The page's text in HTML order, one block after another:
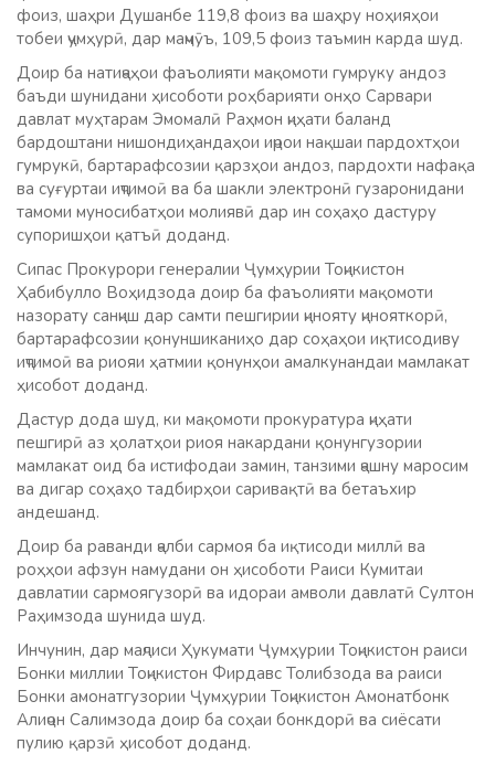
фоиз, шаҳри Душанбе 119,8 фоиз ва шаҳру ноҳияҳои
тобеи ҷумҳурӣ, дар маҷмӯъ, 109,5 фоиз таъмин карда шуд.
Доир ба натиҷаҳои фаъолияти мақомоти гумруку андоз
баъди шунидани ҳисоботи роҳбарияти онҳо Сарвари
давлат муҳтарам Эмомалӣ Раҳмон ҷиҳати баланд
бардоштани нишондиҳандаҳои иҷрои нақшаи пардохтҳои
гумрукӣ, бартарафсозии қарзҳои андоз, пардохти нафақа
ва суғуртаи иҷтимоӣ ва ба шакли электронӣ гузаронидани
тамоми муносибатҳои молиявӣ дар ин соҳаҳо дастуру
супоришҳои қатъӣ доданд.
Сипас Прокурори генералии Ҷумҳурии Тоҷикистон
Ҳабибулло Воҳидзода доир ба фаъолияти мақомоти
назорату санҷиш дар самти пешгирии ҷинояту ҷинояткорӣ,
бартарафсозии қонуншиканиҳо дар соҳаҳои иқтисодиву
иҷтимоӣ ва риояи ҳатмии қонунҳои амалкунандаи мамлакат
ҳисобот доданд.
Дастур дода шуд, ки мақомоти прокуратура ҷиҳати
пешгирӣ аз ҳолатҳои риоя накардани қонунгузории
мамлакат оид ба истифодаи замин, танзими ҷашну маросим
ва дигар соҳаҳо тадбирҳои саривақтӣ ва бетаъхир
андешанд.
Доир ба раванди ҷалби сармоя ба иқтисоди миллӣ ва
роҳҳои афзун намудани он ҳисоботи Раиси Кумитаи
давлатии сармоягузорӣ ва идораи амволи давлатӣ Султон
Раҳимзода шунида шуд.
Инчунин, дар маҷлиси Ҳукумати Ҷумҳурии Тоҷикистон раиси
Бонки миллии Тоҷикистон Фирдавс Толибзода ва раиси
Бонки амонатгузории Ҷумҳурии Тоҷикистон Амонатбонк
Алиҷон Салимзода доир ба соҳаи бонкдорӣ ва сиёсати
пулию қарзӣ ҳисобот доданд.